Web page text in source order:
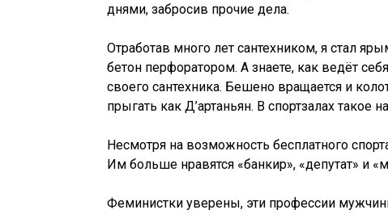
днями, забросив прочие дела.
Отработав много лет сантехником, я стал
бетон перфоратором. А знаете, как ведёт
своего сантехника. Бешено вращается и
прыгать как Д’артаньян. В спортзалах такое
Несмотря на возможность бесплатного
Им больше нравятся «банкир», «депутат» и
Феминистки уверены, эти профессии